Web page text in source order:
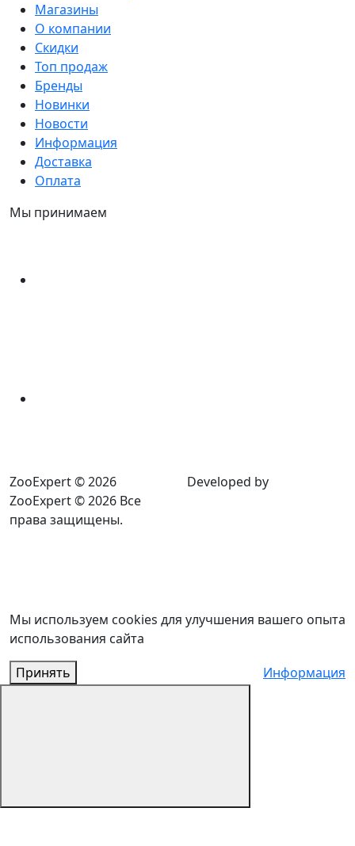
Магазины
О компании
Скидки
Топ продаж
Бренды
Новинки
Новости
Информация
Доставка
Оплата
Мы принимаем
ZooExpert © 2026
ZooExpert © 2026 Все
права защищены.
Developed by
Мы используем cookies для улучшения вашего опыта
использования сайта
Принять
Информация